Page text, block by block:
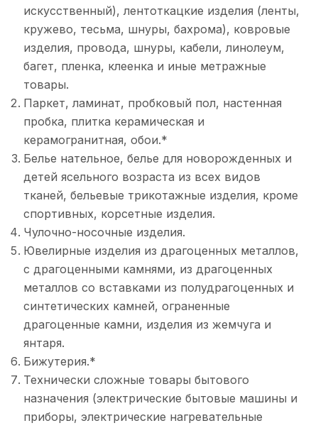
искусственный), лентоткацкие изделия (ленты,
кружево, тесьма, шнуры, бахрома), ковровые
изделия, провода, шнуры, кабели, линолеум,
багет, пленка, клеенка и иные метражные
товары.
Паркет, ламинат, пробковый пол, настенная
пробка, плитка керамическая и
керамогранитная, обои.*
Белье нательное, белье для новорожденных и
детей ясельного возраста из всех видов
тканей, бельевые трикотажные изделия, кроме
спортивных, корсетные изделия.
Чулочно-носочные изделия.
Ювелирные изделия из драгоценных металлов,
с драгоценными камнями, из драгоценных
металлов со вставками из полудрагоценных и
синтетических камней, ограненные
драгоценные камни, изделия из жемчуга и
янтаря.
Бижутерия.*
Технически сложные товары бытового
назначения (электрические бытовые машины и
приборы, электрические нагревательные